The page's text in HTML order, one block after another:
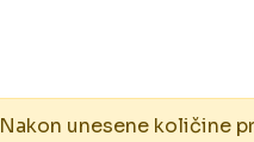
Nakon unesene količine